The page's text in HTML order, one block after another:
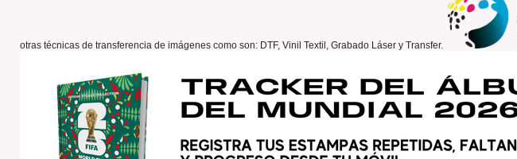
otras técnicas de transferencia de imágenes como son: DTF, Vinil Textil, Grabado Láser y Transfer.